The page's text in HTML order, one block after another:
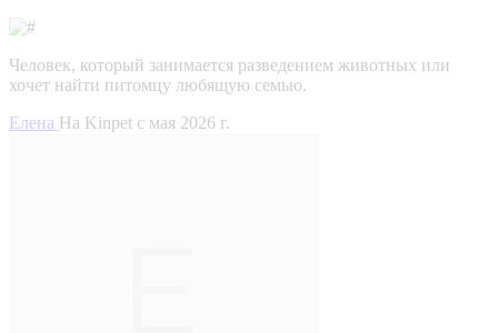
Человек, который занимается разведением животных или
хочет найти питомцу любящую семью.
Елена На Kinpet c мая 2026 г.